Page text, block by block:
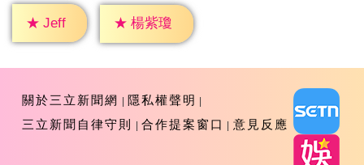
★ Jeff ★ 楊紫瓊
關於三立新聞網
隱私權聲明
三立新聞自律守則
合作提案窗口 意見反應